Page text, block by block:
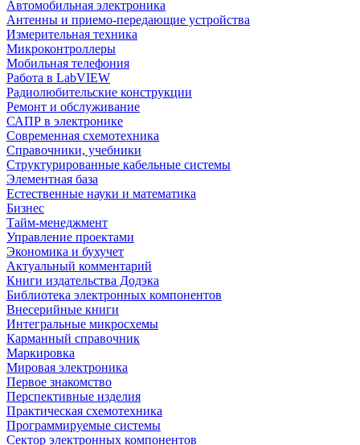
Автомобильная электроника
Антенны и приемо-передающие устройства
Измерительная техника
Микроконтроллеры
Мобильная телефония
Работа в LabVIEW
Радиолюбительские конструкции
Ремонт и обслуживание
САПР в электронике
Современная схемотехника
Справочники, учебники
Структурированные кабельные системы
Элементная база
Естественные науки и математика
Бизнес
Тайм-менеджмент
Управление проектами
Экономика и бухучет
Актуальный комментарий
Книги издательства Додэка
Библиотека электронных компонентов
Внесерийные книги
Интегральные микросхемы
Карманный справочник
Маркировка
Мировая электроника
Первое знакомство
Перспективные изделия
Практическая схемотехника
Программируемые системы
Сектор электронных компонентов